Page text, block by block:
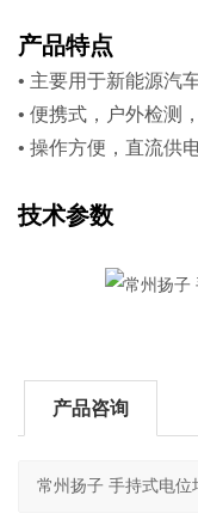
产品特点
• 主要用于新能源汽
• 便携式，户外检测
• 操作方便，直流供
技术参数
产品咨询